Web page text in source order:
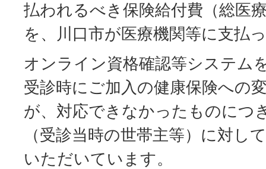
払われるべき保険給付費（総医
を、川口市が医療機関等に支払
オンライン資格確認等システム
受診時にご加入の健康保険への
が、対応できなかったものにつ
（受診当時の世帯主等）に対し
いただいています。